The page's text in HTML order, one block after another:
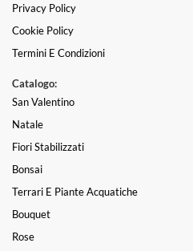
Privacy Policy
Cookie Policy
Termini E Condizioni
Catalogo:
San Valentino
Natale
Fiori Stabilizzati
Bonsai
Terrari E Piante Acquatiche
Bouquet
Rose